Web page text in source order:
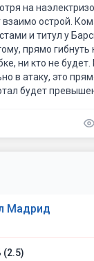
на
и титул у
прямо гибнуть
ни кто не
в атаку, это
будет
Мадрид
(2.5)